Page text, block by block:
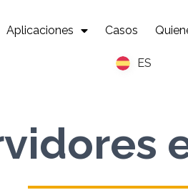
Aplicaciones Casos
ES